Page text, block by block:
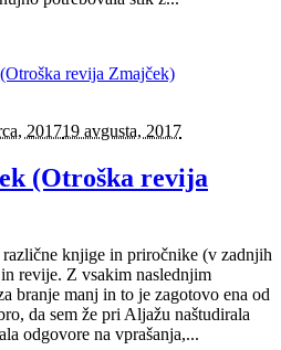
201719 avgusta, 2017
(Otroška revija
knjige in priročnike (v zadnjih
revije. Z vsakim naslednjim
branje manj in to je zagotovo ena od
da sem že pri Aljažu naštudirala
odgovore na vprašanja,...